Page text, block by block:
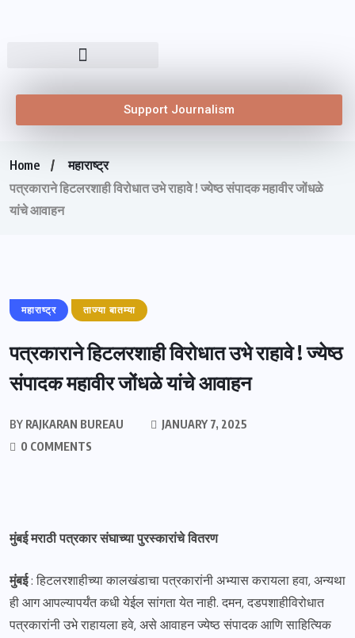
Support Journalism
Home
महाराष्ट्र
पत्रकाराने हिटलरशाही विरोधात उभे राहावे ! ज्येष्ठ संपादक महावीर जोंधळे
यांचे आवाहन
महाराष्ट्र ताज्या बातम्या
पत्रकाराने हिटलरशाही विरोधात उभे राहावे ! ज्येष्ठ
संपादक महावीर जोंधळे यांचे आवाहन
BY RAJKARAN BUREAU
JANUARY 7, 2025
0 COMMENTS
मुंबई मराठी पत्रकार संघाच्या पुरस्कारांचे वितरण
मुंबई: हिटलरशाहीच्या कालखंडाचा पत्रकारांनी अभ्यास करायला हवा, अन्यथा
ही आग आपल्यापर्यंत कधी येईल सांगता येत नाही. दमन, दडपशाहीविरोधात
पत्रकारांनी उभे राहायला हवे, असे आवाहन ज्येष्ठ संपादक आणि साहित्यिक